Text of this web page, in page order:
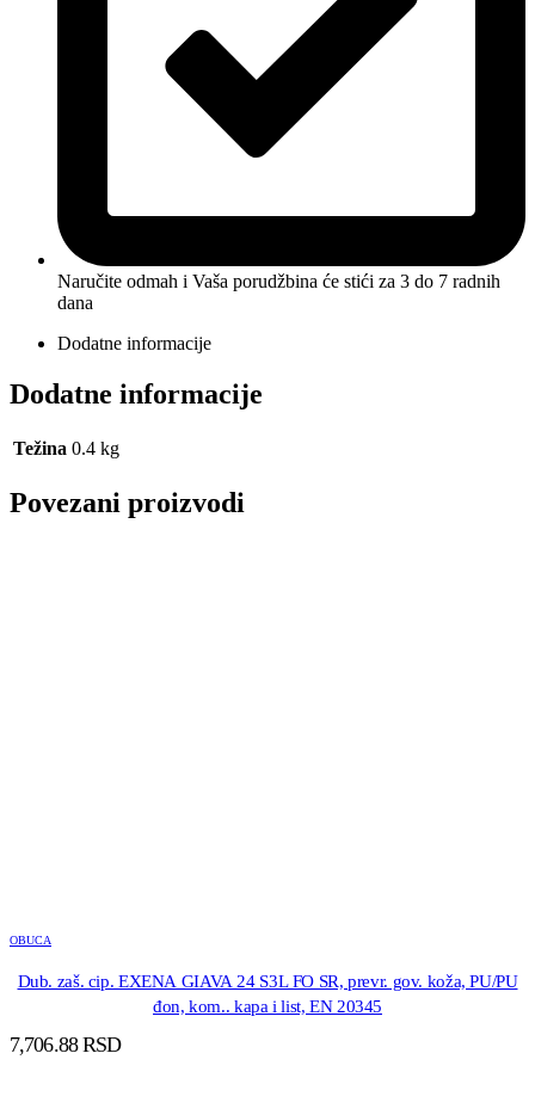
Naručite odmah i Vaša porudžbina će stići za 3 do 7 radnih
dana
Dodatne informacije
Dodatne informacije
Težina 0.4 kg
Povezani proizvodi
OBUCA
Dub. zaš. cip. EXENA GIAVA 24 S3L FO SR, prevr. gov. koža, PU/PU
đon, kom.. kapa i list, EN 20345
7,706.88RSD